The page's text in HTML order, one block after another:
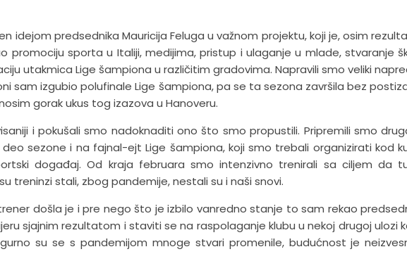
idejom predsednika Mauricija Feluga u važnom projektu, koji je, osim
promociju sporta u Italiji, medijima, pristup i ulaganje u mlade, stvaranje
utakmica Lige šampiona u različitim gradovima. Napravili smo veliki
sam izgubio polufinale Lige šampiona, pa se ta sezona završila bez
gorak ukus tog izazova u Hanoveru.
i pokušali smo nadoknaditi ono što smo propustili. Pripremili smo
sezone i na fajnal-ejt Lige šampiona, koji smo trebali organizirati kod
događaj. Od kraja februara smo intenzivno trenirali sa ciljem da
treninzi stali, zbog pandemije, nestali su i naši snovi.
došla je i pre nego što je izbilo vanredno stanje to sam rekao
sjajnim rezultatom i staviti se na raspolaganje klubu u nekoj drugoj ulozi
su se s pandemijom mnoge stvari promenile, budućnost je